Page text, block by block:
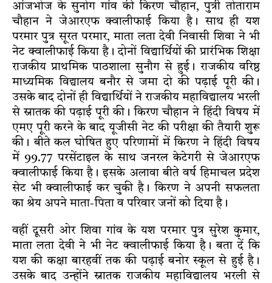
आंजभोज के सुनोग गांव की किरण चौहान, पुत्री तोताराम
चौहान ने जेआरएफ क्वालीफाई किया है। साथ ही यश
परमार पुत्र सूरत परमार, माता लता देवी निवासी शिवा ने भी
नेट क्वालीफाई किया है। दोनों विद्यार्थियों की प्रारंभिक शिक्षा
राजकीय प्राथमिक पाठशाला सुनौग से हुई। राजकीय वरिष्ठ
माध्यमिक विद्यालय बनौर से जमा दो की पढ़ाई पूरी की।
उसके बाद दोनों ही विद्यार्थियों ने राजकीय महाविद्यालय भरली
से स्नातक की पढ़ाई पूरी की। किरण चौहान ने हिंदी विषय में
एमए पूरी करने के बाद यूजीसी नेट की परीक्षा की तैयारी शुरू
की। बीते कल घोषित हुए परिणामों में किरण ने हिंदी विषय
में 99.77 परसेंटाइल के साथ जनरल केटेगरी से जेआरएफ
क्वालीफाई किया है। इसके अलावा बीते वर्ष हिमाचल प्रदेश
सेट भी क्वालीफाई कर चुकी है। किरण ने अपनी सफलता
का श्रेय अपने माता-पिता व परिवार जनों को दिया है।
वहीं दूसरी ओर शिवा गांव के यश परमार पुत्र सुरेश कुमार,
माता लता देवी ने भी नेट क्वालीफाई किया है। बता दें कि
यश की कक्षा बारहवीं तक की पढ़ाई बनोर स्कूल से हुई है।
उसके बाद उन्होंने स्नातक राजकीय महाविद्यालय भरली से